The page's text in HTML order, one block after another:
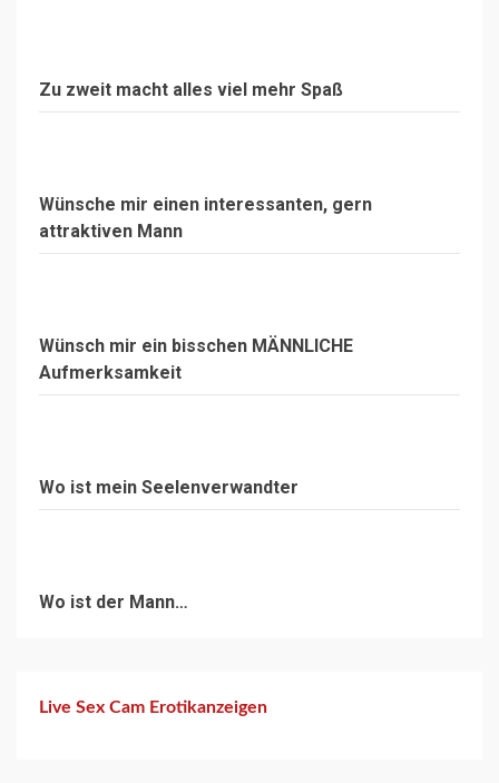
Zu zweit macht alles viel mehr Spaß
Wünsche mir einen interessanten, gern
attraktiven Mann
Wünsch mir ein bisschen MÄNNLICHE
Aufmerksamkeit
Wo ist mein Seelenverwandter
Wo ist der Mann…
Live Sex Cam Erotikanzeigen